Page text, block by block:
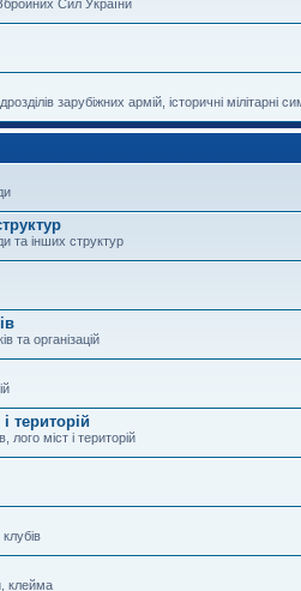
Збройних Сил України
зарубіжних армій, історичні мілітарні
та інших структур
та організацій
територій
міст і територій
клейма